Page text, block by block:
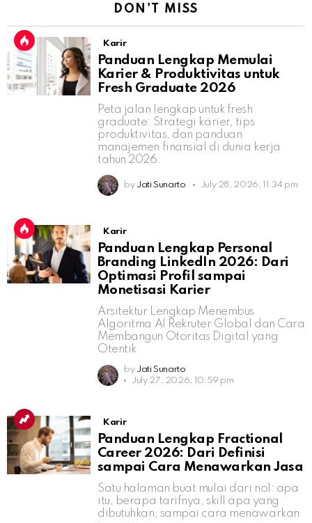
DON'T MISS
Karir
Panduan Lengkap Memulai
Karier & Produktivitas untuk
Fresh Graduate 2026
Peta jalan lengkap untuk fresh
graduate: Strategi karier, tips
produktivitas, dan panduan
manajemen finansial di dunia kerja
tahun 2026.
by Jati Sunarto July 28, 2026, 11:34 pm
Karir
Panduan Lengkap Personal
Branding LinkedIn 2026: Dari
Optimasi Profil sampai
Monetisasi Karier
Arsitektur Lengkap Menembus
Algoritma AI Rekruter Global dan Cara
Membangun Otoritas Digital yang
Otentik
by Jati Sunarto
July 27, 2026, 10:59 pm
Karir
Panduan Lengkap Fractional
Career 2026: Dari Definisi
sampai Cara Menawarkan Jasa
Satu halaman buat mulai dari nol: apa
itu, berapa tarifnya, skill apa yang
dibutuhkan, sampai cara menawarkan